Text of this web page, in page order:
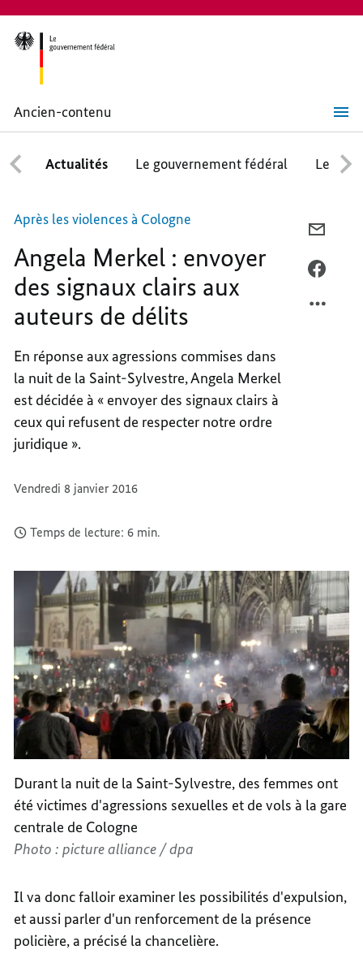
Ancien-contenu
Angela
Merkel
envoyer
clairs
aux
auteurs
de
délits
Actualités Le gouvernement fédéral Le
Après les violences à Cologne
Angela Merkel : envoyer
des signaux clairs aux
auteurs de délits
En réponse aux agressions commises dans
la nuit de la Saint-Sylvestre, Angela Merkel
est décidée à « envoyer des signaux clairs à
ceux qui refusent de respecter notre ordre
juridique ».
Vendredi 8 janvier 2016
Temps de lecture: 6 min.
Durant la nuit de la Saint-Sylvestre, des femmes ont
été victimes d'agressions sexuelles et de vols à la gare
centrale de Cologne
Photo : picture alliance / dpa
Il va donc falloir examiner les possibilités d'expulsion,
et aussi parler d'un renforcement de la présence
policière, a précisé la chancelière.